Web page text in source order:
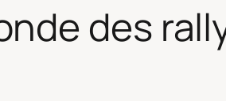
des